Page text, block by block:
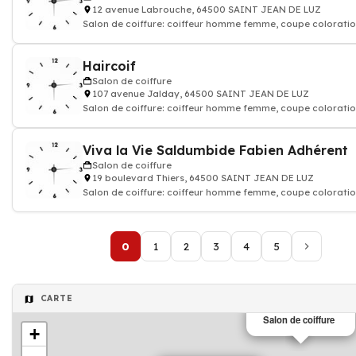
12 avenue Labrouche, 64500 SAINT JEAN DE LUZ
Salon de coiffure: coiffeur homme femme, coupe
Haircoif
Salon de coiffure
107 avenue Jalday, 64500 SAINT JEAN DE LUZ
Salon de coiffure: coiffeur homme femme, coupe
Viva la Vie Saldumbide Fabien Adhérent
Salon de coiffure
19 boulevard Thiers, 64500 SAINT JEAN DE LUZ
Salon de coiffure: coiffeur homme femme, coupe
0 1 2 3 4 5
CARTE
Salon de coiffure
+